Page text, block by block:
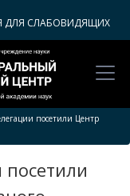
ДЛЯ СЛАБОВИДЯЩИХ
посетили Центр
посетили